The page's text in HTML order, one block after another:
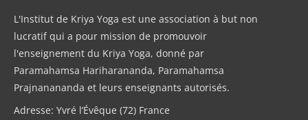
L'Institut de Kriya Yoga est une association à but non
lucratif qui a pour mission de promouvoir
l'enseignement du Kriya Yoga, donné par
Paramahamsa Hariharananda, Paramahamsa
Prajnanananda et leurs enseignants autorisés.
Adresse: Yvré l’Évêque (72) France